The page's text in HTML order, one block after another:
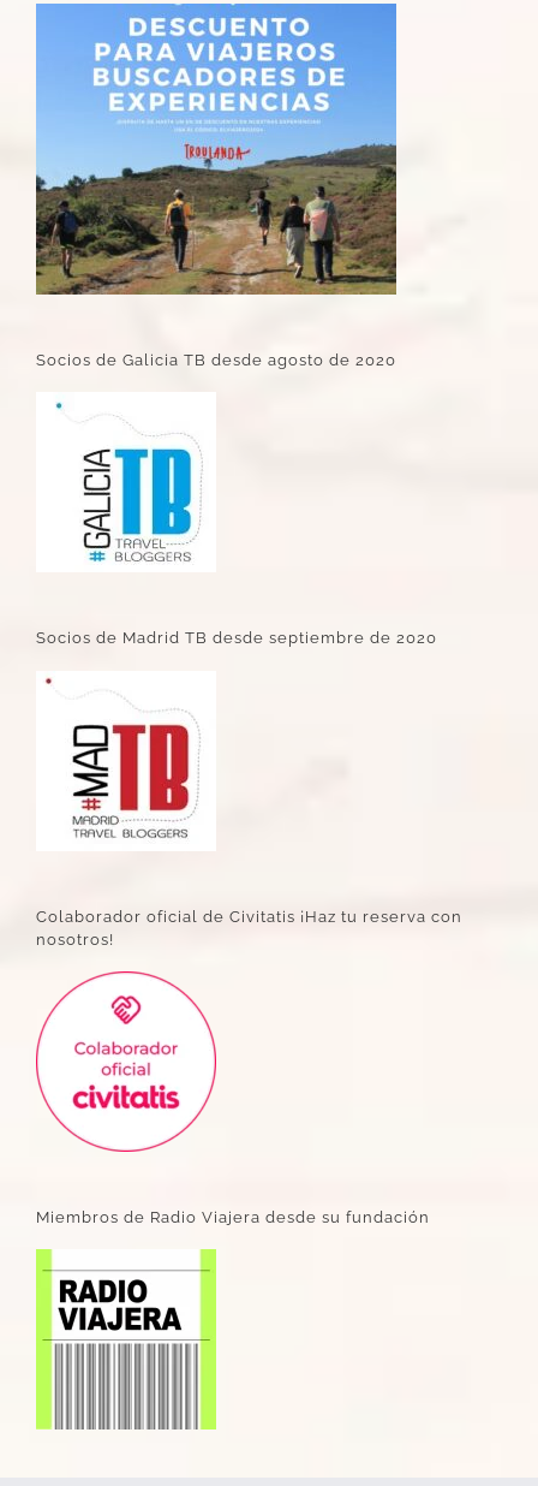
Socios de Galicia TB desde agosto de 2020
Socios de Madrid TB desde septiembre de 2020
Colaborador oficial de Civitatis ¡Haz tu reserva con
nosotros!
Miembros de Radio Viajera desde su fundación